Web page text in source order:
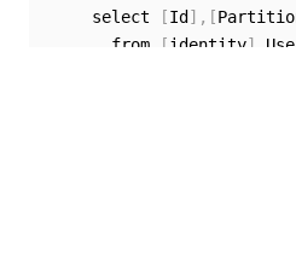
    select
[Id ] , [
      from
[identity]